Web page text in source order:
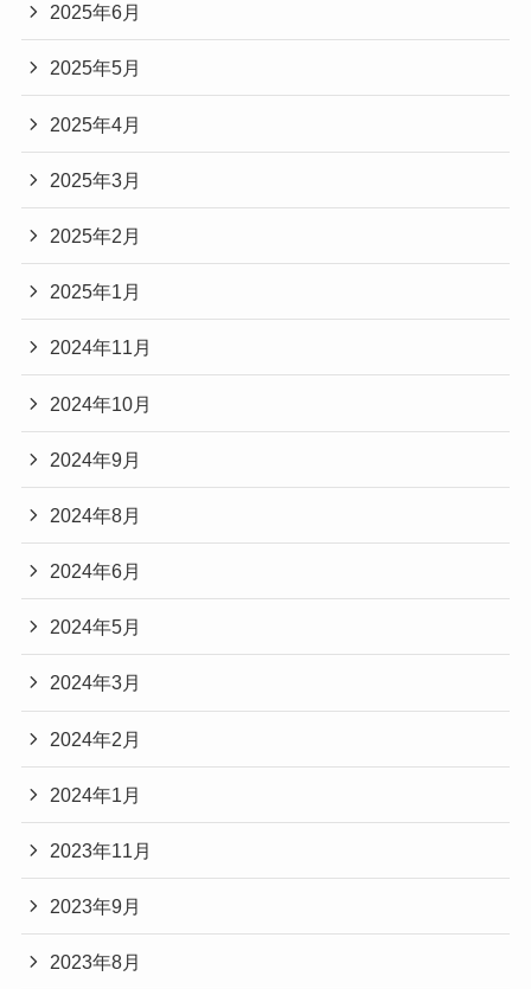
2025年6月
2025年5月
2025年4月
2025年3月
2025年2月
2025年1月
2024年11月
2024年10月
2024年9月
2024年8月
2024年6月
2024年5月
2024年3月
2024年2月
2024年1月
2023年11月
2023年9月
2023年8月